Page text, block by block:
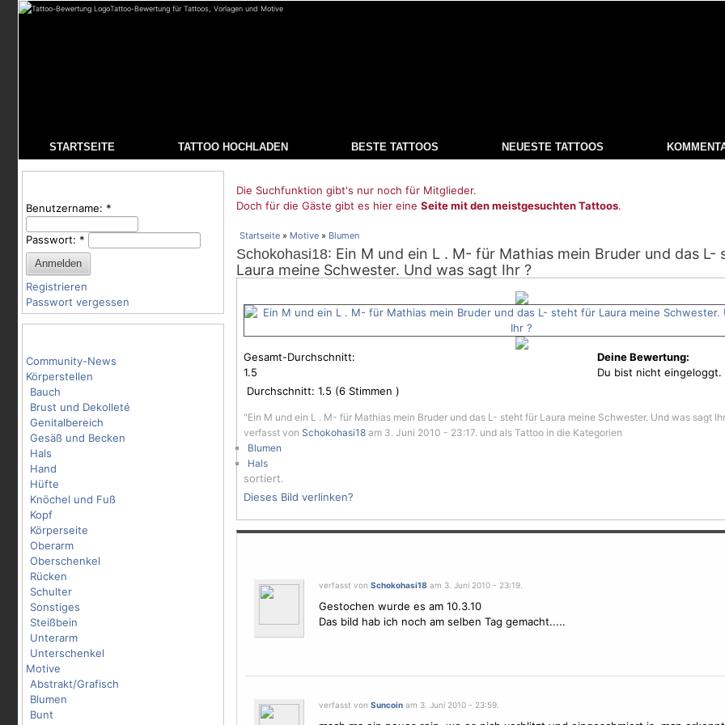
Tattoo-Bewertung für Tattoos, Vorlagen und Motive
STARTSEITE TATTOO HOCHLADEN BESTE TATTOOS NEUESTE TATTOOS
Benutzername: *
Passwort: *
Registrieren
Passwort vergessen
Community-News
Körperstellen
Bauch
Brust und Dekolleté
Genitalbereich
Gesäß und Becken
Hals
Hand
Hüfte
Knöchel und Fuß
Kopf
Körperseite
Oberarm
Oberschenkel
Rücken
Schulter
Sonstiges
Steißbein
Unterarm
Unterschenkel
Motive
Abstrakt/Grafisch
Blumen
Bunt
Die Suchfunktion gibt's nur noch für Mitglieder.
Doch für die Gäste gibt es hier eine Seite mit den meistgesuchten Tattoos.
Startseite » Motive » Blumen
Schokohasi18: Ein M und ein L . M- für Mathias mein Bruder und das L-
Laura meine Schwester. Und was sagt Ihr ?
Gesamt-Durchschnitt:
1.5
Durchschnitt: 1.5 (6 Stimmen )
Deine Bewertung:
Du bist nicht eingeloggt.
"Ein M und ein L . M- für Mathias mein Bruder und das L- steht für Laura meine Schwester. Und was sagt
verfasst von Schokohasi18 am 3. Juni 2010 - 23:17. und als Tattoo in die Kategorien
Blumen
Hals
sortiert.
Dieses Bild verlinken?
verfasst von Schokohasi18 am 3. Juni 2010 - 23:19.
Gestochen wurde es am 10.3.10
Das bild hab ich noch am selben Tag gemacht.....
verfasst von Suncoinam 3. Juni 2010 - 23:59.